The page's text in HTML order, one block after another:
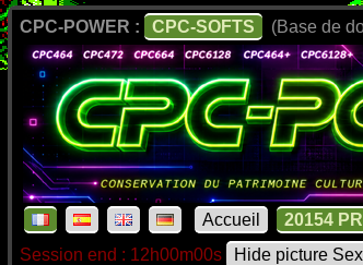
CPC-POWER : CPC-SOFTS (Base de
Accueil 20154
Session end : 12h00m00s
Hide picture